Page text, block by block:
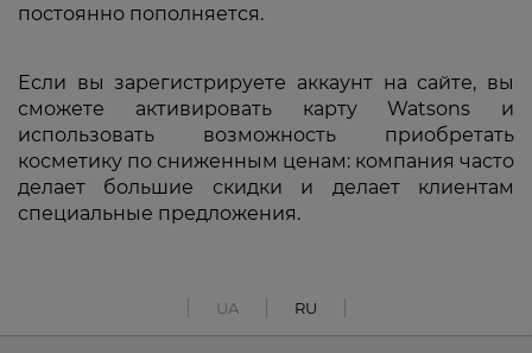
постоянно пополняется.
Если вы зарегистрируете аккаунт на сайте, вы
сможете активировать карту Watsons и
использовать возможность приобретать
косметику по сниженным ценам: компания часто
делает большие скидки и делает клиентам
специальные предложения.
UA RU